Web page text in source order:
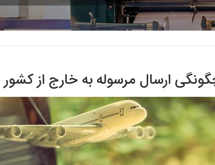
ارسال مرسوله به خارج از کشور